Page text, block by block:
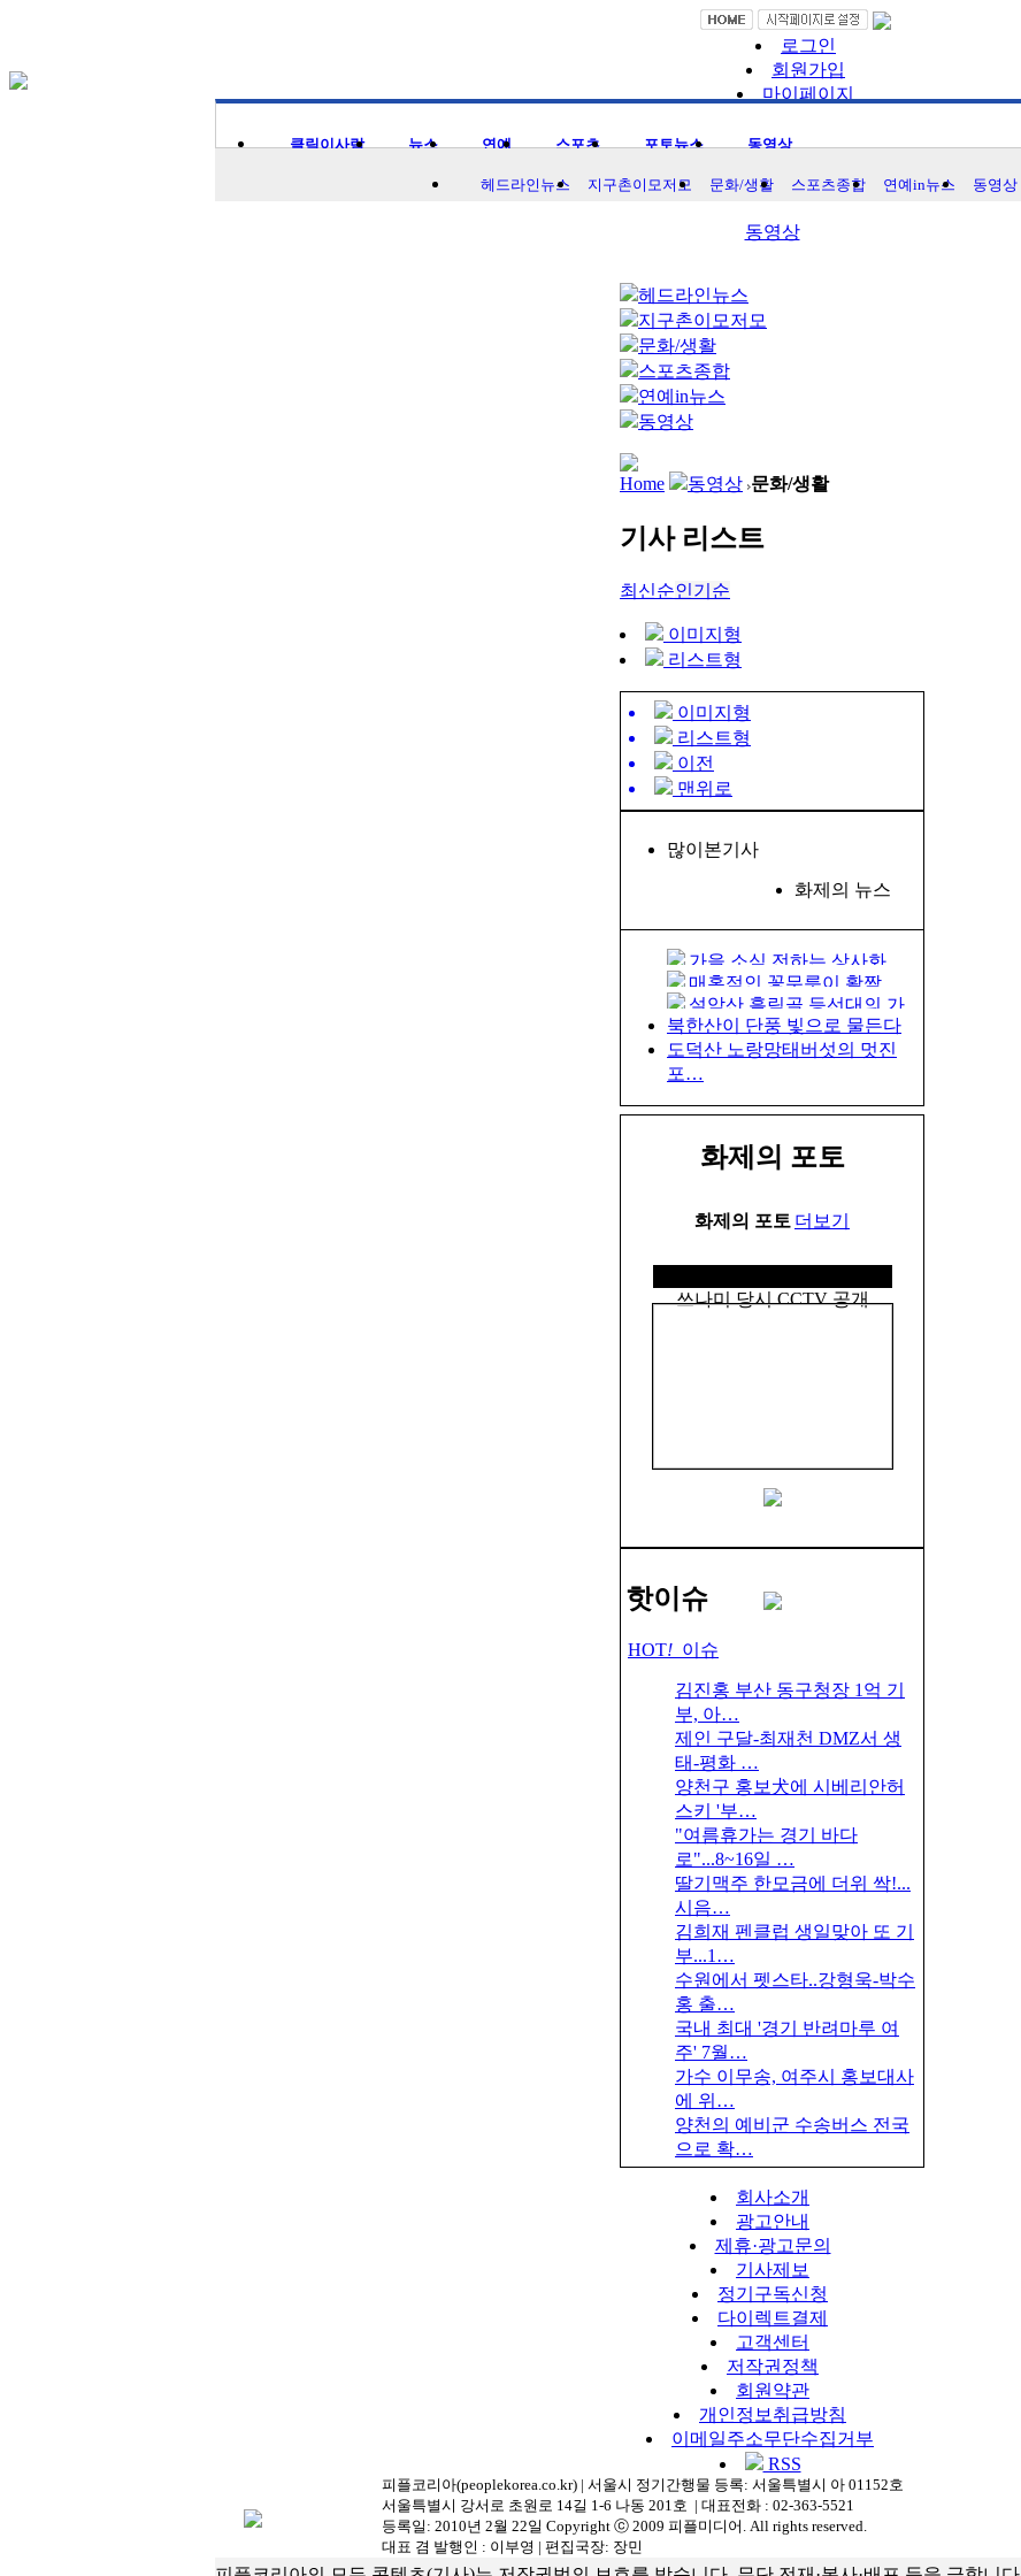
로그인
회원가입
마이페이지
클릭이사람 뉴스 연예 스포츠 포토뉴스 동영상
헤드라인뉴스 지구촌이모저모 문화/생활 스포츠종합 연예in뉴스 동영상
동영상
헤드라인뉴스
지구촌이모저모
문화/생활
스포츠종합
연예in뉴스
동영상
Home 동영상 문화/생활
기사 리스트
최신순인기순
이미지형
리스트형
이미지형
리스트형
이전
맨위로
많이본기사
화제의 뉴스
가을 소식 전하는 상사화
매혹적인 꽃무릇이 활짝
설악산 흘림골 등선대의 가
을바…
북한산이 단풍 빛으로 물든다
도덕산 노랑망태버섯의 멋진
포…
화제의 포토
화제의 포토 더보기
쓰나미 당시 CCTV 공개
핫이슈
HOT! 이슈
김진홍 부산 동구청장 1억 기
부, 아…
제인 구달-최재천 DMZ서 생
태-평화 …
양천구 홍보犬에 시베리안허
스키 '부…
"여름휴가는 경기 바다
로"...8~16일 …
딸기맥주 한모금에 더위 싹!...
시음…
김희재 펜클럽 생일맞아 또 기
부...1…
수원에서 펫스타..강형욱-박수
홍 출…
국내 최대 '경기 반려마루 여
주' 7월…
가수 이무송, 여주시 홍보대사
에 위…
양천의 예비군 수송버스 전국
으로 확…
회사소개
광고안내
제휴·광고문의
기사제보
정기구독신청
다이렉트결제
고객센터
저작권정책
회원약관
개인정보취급방침
이메일주소무단수집거부
RSS
피플코리아(peoplekorea.co.kr) | 서울시 정기간행물 등록: 서울특별시 아 01152호
서울특별시 강서로 초원로 14길 1-6 나동 201호 | 대표전화 : 02-363-5521
등록일: 2010년 2월 22일 Copyright ⓒ 2009 피플미디어. All rights reserved.
대표 겸 발행인 : 이부영 | 편집국장: 장민